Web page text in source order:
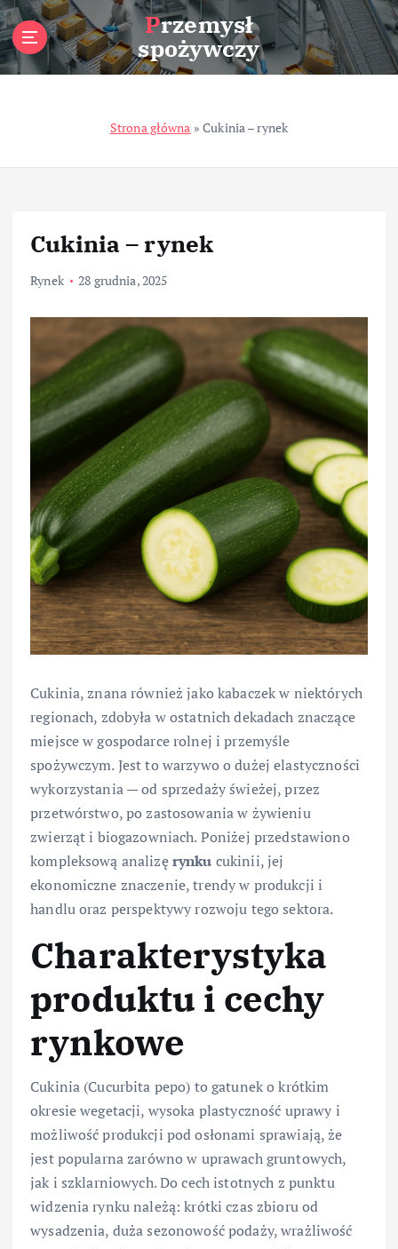
S
k
i
p
n
Przemysł
spożywczy
Strona główna »Cukinia – rynek
Cukinia – rynek
Rynek 28 grudnia, 2025
Cukinia, znana również jako kabaczek w niektórych
regionach, zdobyła w ostatnich dekadach znaczące
miejsce w gospodarce rolnej i przemyśle
spożywczym. Jest to warzywo o dużej elastyczności
wykorzystania — od sprzedaży świeżej, przez
przetwórstwo, po zastosowania w żywieniu
zwierząt i biogazowniach. Poniżej przedstawiono
kompleksową analizęrynku cukinii, jej
ekonomiczne znaczenie, trendy w produkcji i
handlu oraz perspektywy rozwoju tego sektora.
Charakterystyka
produktu i cechy
rynkowe
Cukinia (Cucurbita pepo) to gatunek o krótkim
okresie wegetacji, wysoka plastyczność uprawy i
możliwość produkcji pod osłonami sprawiają, że
jest popularna zarówno w uprawach gruntowych,
jak i szklarniowych. Do cech istotnych z punktu
widzenia rynku należą: krótki czas zbioru od
wysadzenia, duża sezonowość podaży, wrażliwość